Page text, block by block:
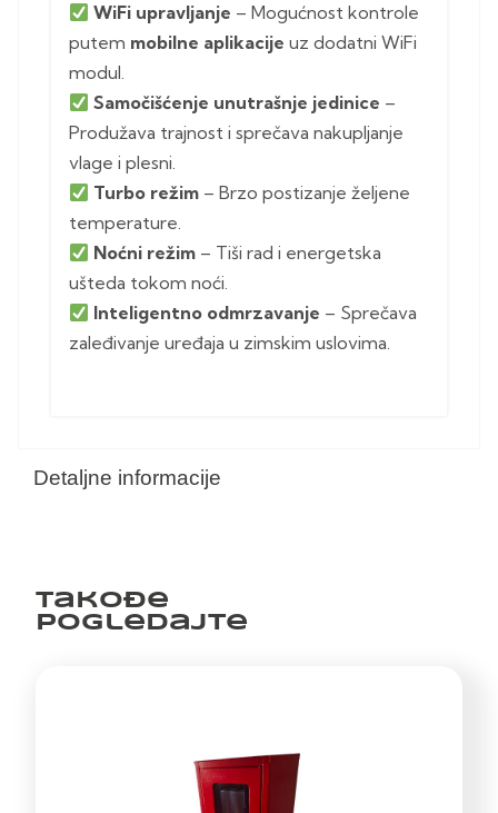
Detaljne informacije
WiFi upravljanje – Mogućnost kontrole
putem mobilne aplikacije uz dodatni WiFi
modul.
Samočišćenje unutrašnje jedinice –
Produžava trajnost i sprečava nakupljanje
vlage i plesni.
Turbo režim – Brzo postizanje željene
temperature.
Noćni režim – Tiši rad i energetska
ušteda tokom noći.
Inteligentno odmrzavanje – Sprečava
zaleđivanje uređaja u zimskim uslovima.
Takođe
pogledajte